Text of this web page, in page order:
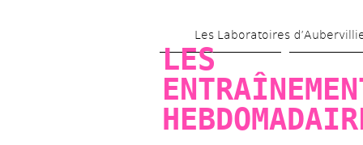
Les Laboratoires
LES